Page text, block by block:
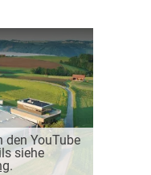
den YouTube
siehe
.